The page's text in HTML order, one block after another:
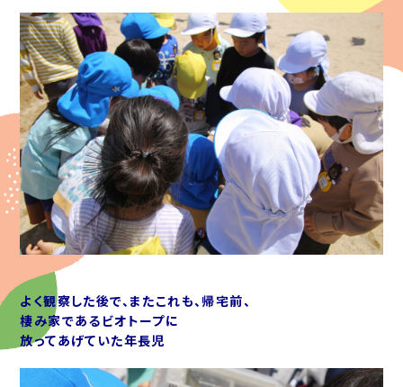
よく観察した後で、またこれも、帰宅前、
棲み家であるビオトープに
放ってあげていた年長児